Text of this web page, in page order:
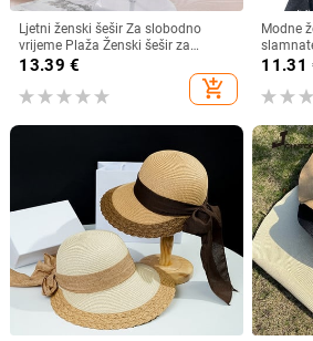
Ljetni ženski šešir Za slobodno
vrijeme Plaža Ženski šešir za
sunčanje Elegantni šešir širokog
oboda Svileni šešir s kantom s
cvijetom Ležerna kapa Ženska
13.39 €
add_shopping_cart
Modne
s
sportove
11.31